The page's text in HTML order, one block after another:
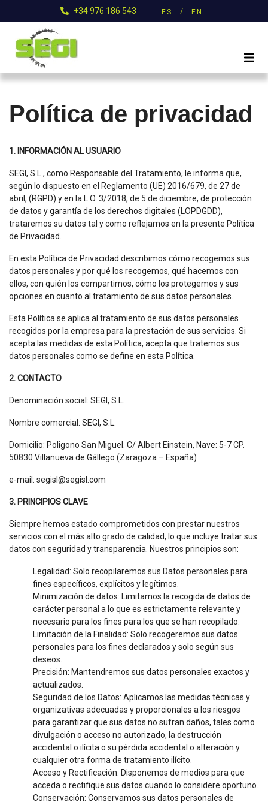
+34 976 186 543 ES EN
Política de privacidad
1. INFORMACIÓN AL USUARIO
SEGI, S.L., como Responsable del Tratamiento, le informa que,
según lo dispuesto en el Reglamento (UE) 2016/679, de 27 de
abril, (RGPD) y en la L.O. 3/2018, de 5 de diciembre, de protección
de datos y garantía de los derechos digitales (LOPDGDD),
trataremos su datos tal y como reflejamos en la presente Política
de Privacidad.
En esta Política de Privacidad describimos cómo recogemos sus
datos personales y por qué los recogemos, qué hacemos con
ellos, con quién los compartimos, cómo los protegemos y sus
opciones en cuanto al tratamiento de sus datos personales.
Esta Política se aplica al tratamiento de sus datos personales
recogidos por la empresa para la prestación de sus servicios. Si
acepta las medidas de esta Política, acepta que tratemos sus
datos personales como se define en esta Política.
2. CONTACTO
Denominación social: SEGI, S.L.
Nombre comercial: SEGI, S.L.
Domicilio: Poligono San Miguel. C/ Albert Einstein, Nave: 5-7 CP.
50830 Villanueva de Gállego (Zaragoza – España)
e-mail: segisl@segisl.com
3. PRINCIPIOS CLAVE
Siempre hemos estado comprometidos con prestar nuestros
servicios con el más alto grado de calidad, lo que incluye tratar sus
datos con seguridad y transparencia. Nuestros principios son:
Legalidad: Solo recopilaremos sus Datos personales para
fines específicos, explícitos y legítimos.
Minimización de datos: Limitamos la recogida de datos de
carácter personal a lo que es estrictamente relevante y
necesario para los fines para los que se han recopilado.
Limitación de la Finalidad: Solo recogeremos sus datos
personales para los fines declarados y solo según sus
deseos.
Precisión: Mantendremos sus datos personales exactos y
actualizados.
Seguridad de los Datos: Aplicamos las medidas técnicas y
organizativas adecuadas y proporcionales a los riesgos
para garantizar que sus datos no sufran daños, tales como
divulgación o acceso no autorizado, la destrucción
accidental o ilícita o su pérdida accidental o alteración y
cualquier otra forma de tratamiento ilícito.
Acceso y Rectificación: Disponemos de medios para que
acceda o rectifique sus datos cuando lo considere oportuno.
Conservación: Conservamos sus datos personales de